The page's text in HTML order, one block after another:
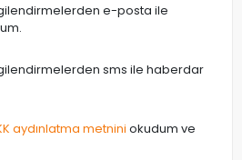
e-posta ile
sms ile haberdar
aydınlatma metnini okudum ve